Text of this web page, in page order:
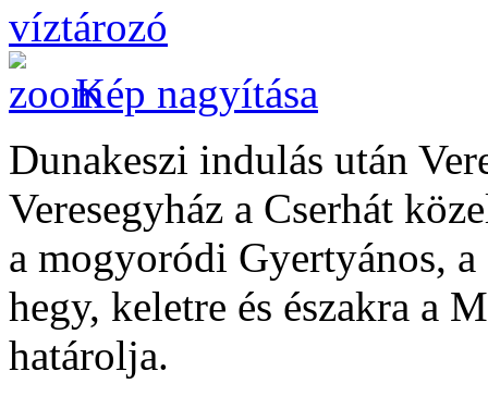
Kép nagyítása
Dunakeszi indulás után
Veresegyház a Cserhát
a mogyoródi Gyertyános,
hegy, keletre és északra a
határolja.